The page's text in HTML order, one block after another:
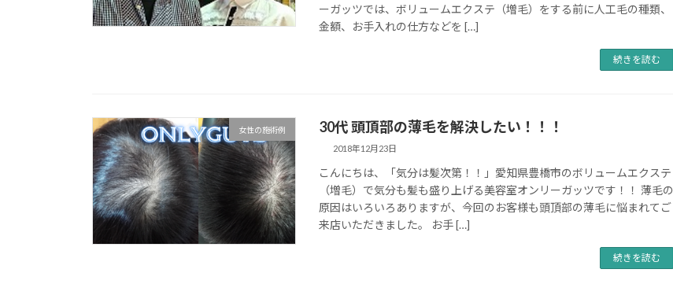
ーガッツでは、ボリュームエクステ（増毛）をする前に人工毛の種類、
金額、お手入れの仕方などを […]
続きを読む
女性の施術例 30代 頭頂部の薄毛を解決したい！！！
2018年12月23日
こんにちは、「気分は髪次第！！」愛知県豊橋市のボリュームエクステ
（増毛）で気分も髪も盛り上げる美容室オンリーガッツです！！ 薄毛の
原因はいろいろありますが、今回のお客様も頭頂部の薄毛に悩まれてご
来店いただきました。 お手 […]
続きを読む